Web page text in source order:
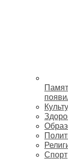
Спорт